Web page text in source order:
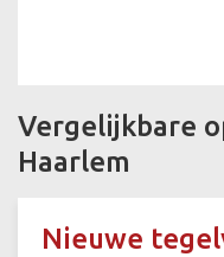
Vergelijkbare
Haarlem
Nieuwe